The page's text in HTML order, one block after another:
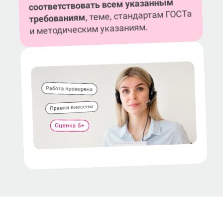
соответствовать всем указанным
требованиям, теме, стандартам ГОСТа
и методическим указаниям.